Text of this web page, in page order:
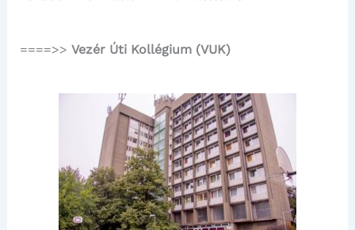
====>> Vezér Úti Kollégium (VUK)